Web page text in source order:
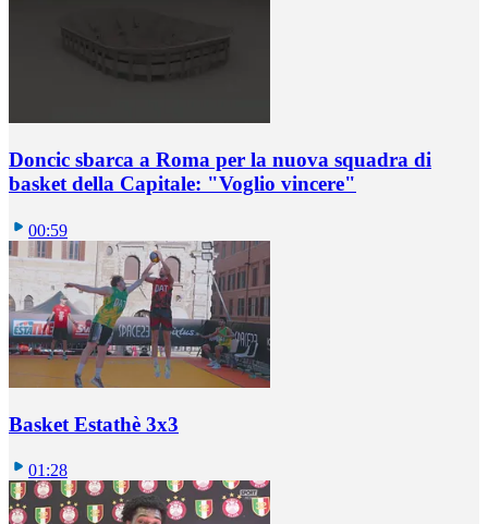
Doncic sbarca a Roma per la nuova squadra di
basket della Capitale: "Voglio vincere"
00:59
Basket Estathè 3x3
01:28